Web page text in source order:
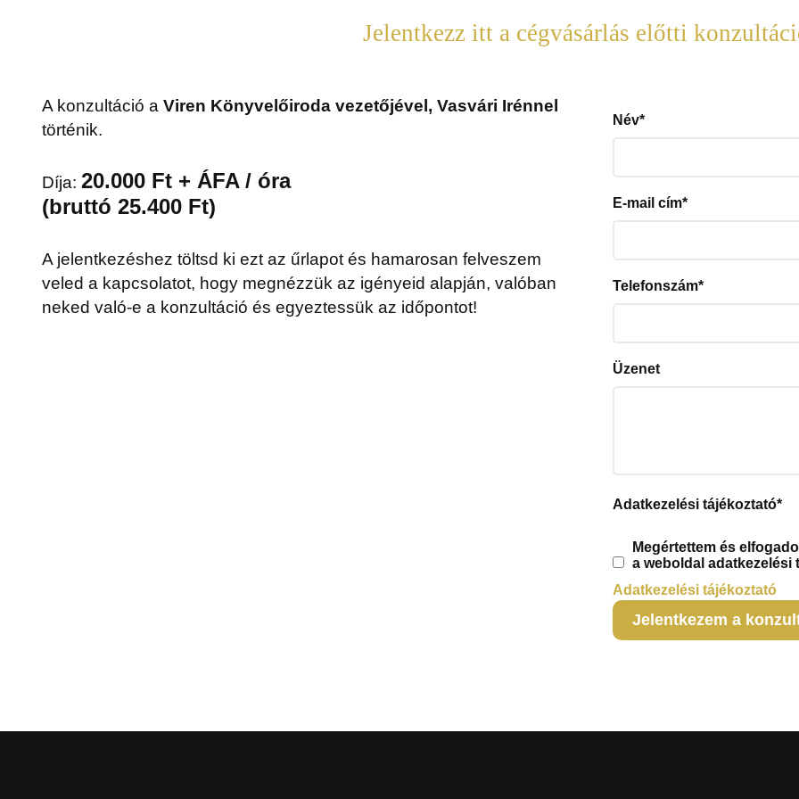
Jelentkezz itt a cégvásárlás előtti
A konzultáció a Viren Könyvelőiroda vezetőjével, Vasvári Irénnel
történik.
Díja: 20.000 Ft + ÁFA / óra
(bruttó 25.400 Ft)
A jelentkezéshez töltsd ki ezt az űrlapot és hamarosan felveszem
veled a kapcsolatot, hogy megnézzük az igényeid alapján, valóban
neked való-e a konzultáció és egyeztessük az időpontot!
Név*
E-mail cím*
Telefonszám*
Üzenet
Adatkezelési tájékoztató*
Megértettem és
a weboldal adatkezelési
Adatkezelési tájékoztató